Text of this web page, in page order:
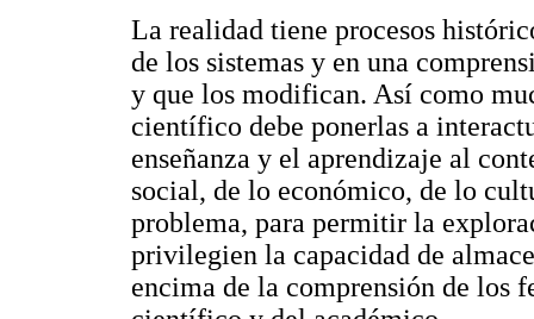
La realidad tiene procesos
de los sistemas y en una
y que los modifican. Así como
científico debe ponerlas a
enseñanza y el aprendizaje al
social, de lo económico, de lo
problema, para permitir la
privilegien la capacidad de
encima de la comprensión de los